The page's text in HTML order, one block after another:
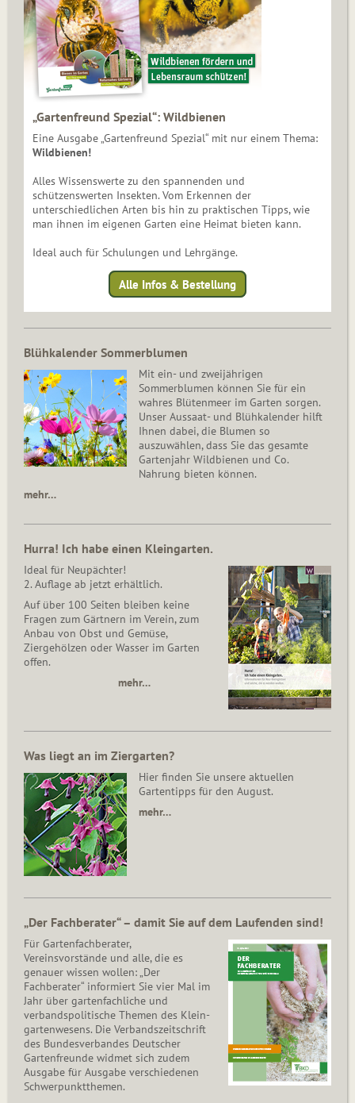
„Gartenfreund Spezial“: Wildbienen
Eine Ausgabe „Gartenfreund Spezial“ mit nur einem Thema:
Wildbienen!
Alles Wissenswerte zu den spannenden und
schützenswerten Insekten. Vom Erkennen der
unterschiedlichen Arten bis hin zu praktischen Tipps, wie
man ihnen im eigenen Garten eine Heimat bieten kann.
Ideal auch für Schulungen und Lehrgänge.
Alle Infos & Bestellung
Blühkalender Sommerblumen
Mit ein- und zweijährigen
Sommerblumen können Sie für ein
wahres Blütenmeer im Garten sorgen.
Unser Aussaat- und Blühkalender hilft
Ihnen dabei, die Blumen so
auszuwählen, dass Sie das gesamte
Gartenjahr Wildbienen und Co.
Nahrung bieten können.
mehr…
Hurra! Ich habe einen Kleingarten.
Ideal für Neupächter!
2. Auflage ab jetzt erhältlich.
Auf über 100 Seiten bleiben keine
Fragen zum Gärtnern im Verein, zum
Anbau von Obst und Gemüse,
Ziergehölzen oder Wasser im Garten
offen.
mehr…
Was liegt an im Ziergarten?
Hier finden Sie unsere aktuellen
Gartentipps für den August.
mehr…
„Der Fachberater“ – damit Sie auf dem Laufenden sind!
Für Gartenfachberater,
Vereinsvorstände und alle, die es
genauer wissen wollen: „Der
Fachberater“ informiert Sie vier Mal im
Jahr über gartenfachliche und
verbandspolitische Themen des Klein­
gar­ten­wesens. Die Ver­bands­zeit­schrift
des Bun­des­ver­ban­des Deutscher
Gartenfreunde widmet sich zudem
Ausgabe für Ausgabe verschiedenen
Schwer­punkt­the­men.